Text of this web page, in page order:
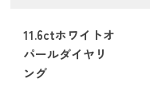
11.6ctホワイトオ
パールダイヤリ
ング